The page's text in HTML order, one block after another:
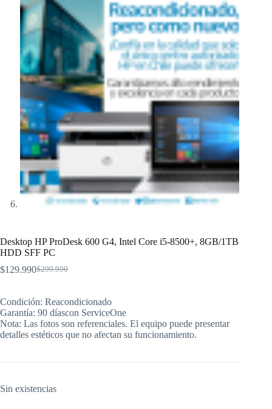
Desktop HP ProDesk 600 G4, Intel Core i5-8500+, 8GB/1TB
HDD SFF PC
$299.990
El
original
era:
$299.990.
$129.990El
actual
es:
$129.990.
Condición: Reacondicionado
Garantía: 90 díascon ServiceOne
Nota: Las fotos son referenciales. El equipo puede presentar
detalles estéticos que no afectan su funcionamiento.
Sin existencias